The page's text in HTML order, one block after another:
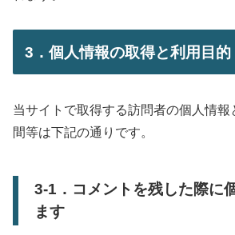
3．個人情報の取得と利用目的
当サイトで取得する訪問者の個人情報
間等は下記の通りです。
3-1．コメントを残した際に
ます